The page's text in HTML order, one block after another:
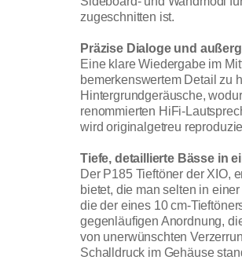
zugeschnitten ist.
Präzise Dialoge und
Eine klare Wiedergabe im
bemerkenswertem Detail zu
Hintergrundgeräusche,
renommierten HiFi-
wird originalgetreu
Tiefe, detaillierte Bässe in
Der P185 Tieftöner der XIO,
bietet, die man selten in
die der eines 10 cm-
gegenläufigen Anordnung,
von unerwünschten
Schalldruck im Gehäuse